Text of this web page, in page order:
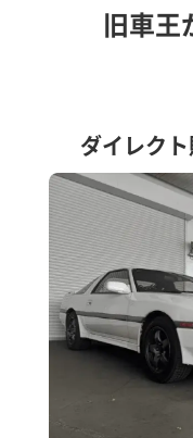
旧車王
ダイレク